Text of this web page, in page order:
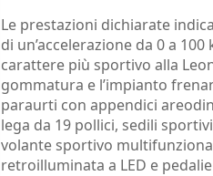
Le prestazioni dichiarate
di un’accelerazione da 0 a
carattere più sportivo alla
gommatura e l’impianto
paraurti con appendici
lega da 19 pollici, sedili
volante sportivo
retroilluminata a LED e